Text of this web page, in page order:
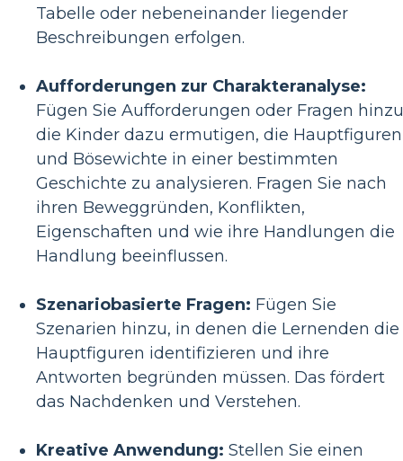
Tabelle oder nebeneinander liegender
Beschreibungen erfolgen.
Aufforderungen zur Charakteranalyse:
Fügen Sie Aufforderungen oder Fragen
die Kinder dazu ermutigen, die Hauptfiguren
und Bösewichte in einer bestimmten
Geschichte zu analysieren. Fragen Sie nach
ihren Beweggründen, Konflikten,
Eigenschaften und wie ihre Handlungen die
Handlung beeinflussen.
Szenariobasierte Fragen: Fügen Sie
Szenarien hinzu, in denen die Lernenden die
Hauptfiguren identifizieren und ihre
Antworten begründen müssen. Das fördert
das Nachdenken und Verstehen.
Kreative Anwendung: Stellen Sie einen